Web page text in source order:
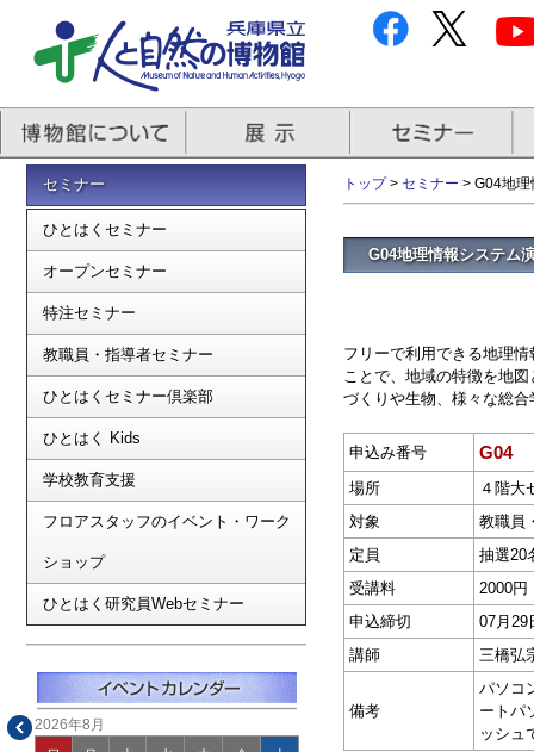
セミナー
ひとはくセミナー
オープンセミナー
特注セミナー
教職員・指導者セミナー
ひとはくセミナー倶楽部
ひとはく Kids
学校教育支援
フロアスタッフのイベント・ワーク
ショップ
ひとはく研究員Webセミナー
2026年8月
トップ> セミナー > G04地
G04地理情報システム
フリーで利用できる地理
ことで、地域の特徴を地
づくりや生物、様々な総
申込み番号 G04
場所
４階大
対象
教職員
定員
抽選20
受講料
2000円
申込締切
07月
講師
三橋弘
備考
パソコ
ートパ
ッシュ